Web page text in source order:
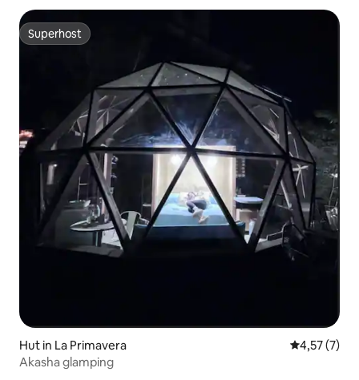
Superhost
Superhost
Hut in La Primavera
4,57 (7)
Akasha glamping